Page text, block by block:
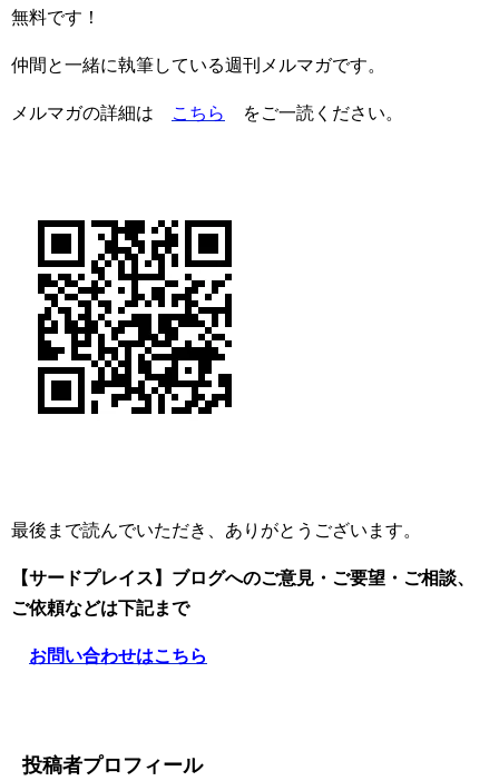
無料です！
仲間と一緒に執筆している週刊メルマガです。
メルマガの詳細は こちら をご一読ください。
最後まで読んでいただき、ありがとうございます。
【サードプレイス】ブログへのご意見・ご要望・ご相談、
ご依頼などは下記まで
お問い合わせはこちら
投稿者プロフィール